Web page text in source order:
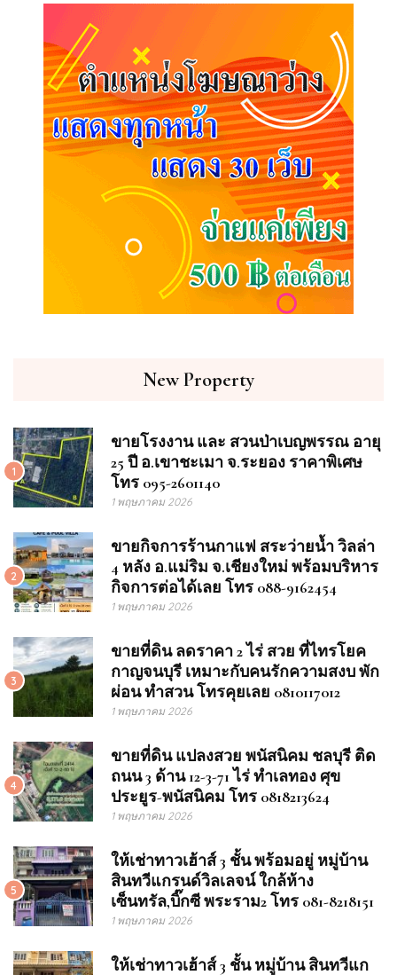
New Property
1
ขายโรงงาน และ สวนป่าเบญพรรณ อายุ
25 ปี อ.เขาชะเมา จ.ระยอง ราคาพิเศษ
โทร 095-2601140
1 พฤษภาคม 2026
2
ขายกิจการร้านกาแฟ สระว่ายน้ำ วิลล่า
4 หลัง อ.แม่ริม จ.เชียงใหม่ พร้อมบริหาร
กิจการต่อได้เลย โทร 088-9162454
1 พฤษภาคม 2026
3
ขายที่ดิน ลดราคา 2 ไร่ สวย ที่ไทรโยค
กาญจนบุรี เหมาะกับคนรักความสงบ พัก
ผ่อน ทำสวน โทรคุยเลย 0810117012
1 พฤษภาคม 2026
4
ขายที่ดิน แปลงสวย พนัสนิคม ชลบุรี ติด
ถนน 3 ด้าน 12-3-71 ไร่ ทำเลทอง ศุข
ประยูร-พนัสนิคม โทร 0818213624
1 พฤษภาคม 2026
5
ให้เช่าทาวเฮ้าส์ 3 ชั้น พร้อมอยู่ หมู่บ้าน
สินทวีแกรนด์วิลเลจน์ ใกล้ห้าง
เซ็นทรัล,บิ๊กซี พระราม2 โทร 081-8218151
1 พฤษภาคม 2026
ให้เช่าทาวเฮ้าส์ 3 ชั้น หมู่บ้าน สินทวีแก